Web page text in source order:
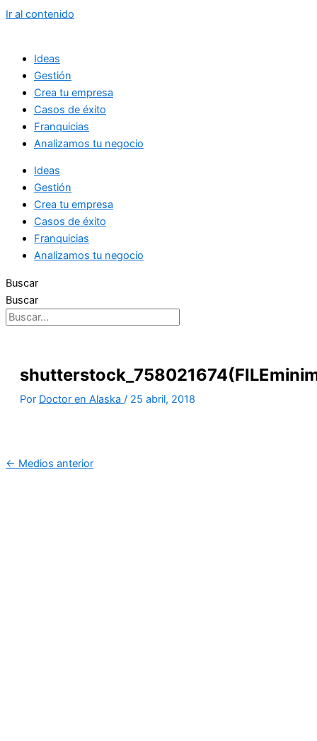
Ir al contenido
Ideas
Gestión
Crea tu empresa
Casos de éxito
Franquicias
Analizamos tu negocio
Ideas
Gestión
Crea tu empresa
Casos de éxito
Franquicias
Analizamos tu negocio
Buscar
Buscar
Por Doctor en Alaska / 25 abril, 2018
← Medios anterior